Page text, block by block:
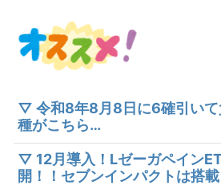
▽ 令和8年8月8日に6確引いて
種がこちら…
▽ 12月導入！Lゼーガペイン
開！！セブンインパクトは搭